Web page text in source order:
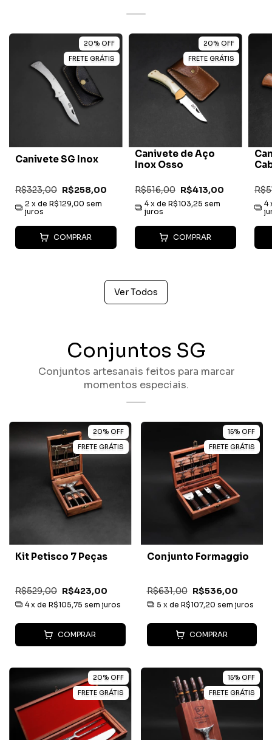
20% OFF
FRETE GRÁTIS
Canivete SG Inox
R$323,00 R$258,00
2 x de R$129,00 sem
juros
COMPRAR
20% OFF
FRETE GRÁTIS
Canivete de Aço
Inox Osso
R$516,00 R$413,00
4 x de R$103,25 sem
juros
COMPRAR
4
Ver Todos
Conjuntos SG
Conjuntos artesanais feitos para marcar
momentos especiais.
20% OFF
FRETE GRÁTIS
Kit Petisco 7 Peças
R$529,00 R$423,00
4 x de R$105,75 sem juros
COMPRAR
15% OFF
FRETE GRÁTIS
Conjunto Formaggio
R$631,00 R$536,00
5 x de R$107,20 sem juros
COMPRAR
20% OFF
FRETE GRÁTIS
15% OFF
FRETE GRÁTIS